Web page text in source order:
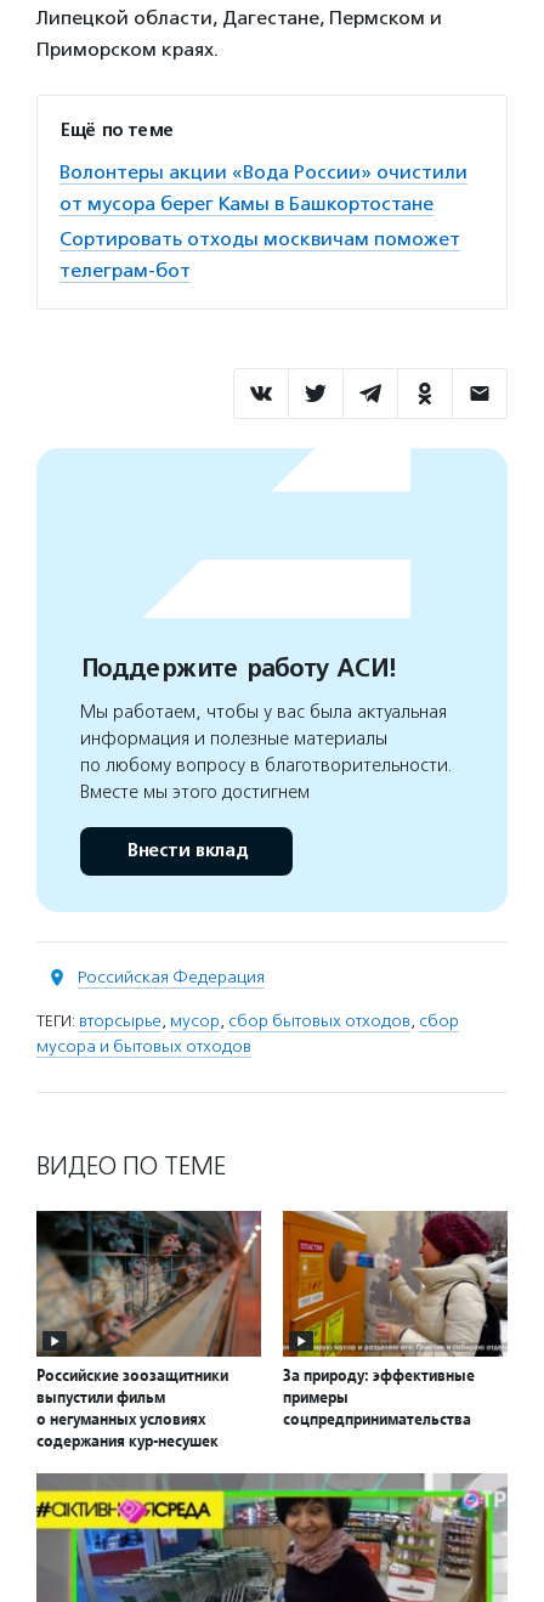
Липецкой области, Дагестане, Пермском и
Приморском краях.
Ещё по теме
Волонтеры акции «Вода России» очистили
от мусора берег Камы в Башкортостане
Сортировать отходы москвичам поможет
телеграм-бот
Поддержите работу АСИ!
Мы работаем, чтобы у вас была актуальная
информация и полезные материалы
по любому вопросу в благотворительности.
Вместе мы этого достигнем
Внести вклад
Российская Федерация
ТЕГИ: вторсырье, мусор, сбор бытовых отходов, сбор
мусора и бытовых отходов
ВИДЕО ПО ТЕМЕ
Российские зоозащитники
выпустили фильм
о негуманных условиях
содержания кур-несушек
За природу: эффективные
примеры
соцпредпринимательства